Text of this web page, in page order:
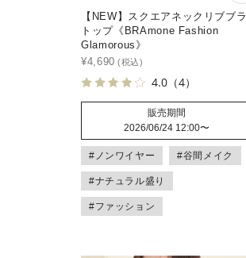
【NEW】スクエアネックリブブラ
トップ《BRAmone Fashion
Glamorous》
¥4,690
4.0 （4）
販売期間
2026/06/24 12:00〜
#ノンワイヤー #谷間メイク
#ナチュラル盛り
#ファッション